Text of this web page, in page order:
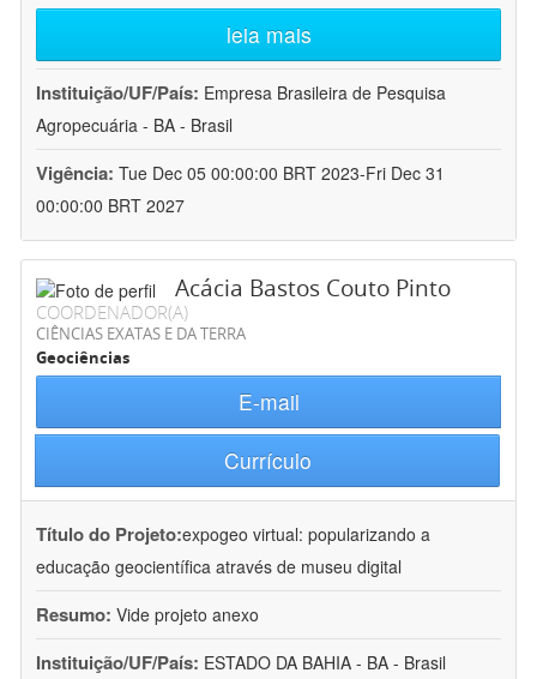
leia mais
Instituição/UF/País: Empresa Brasileira de Pesquisa
Agropecuária - BA - Brasil
Vigência: Tue Dec 05 00:00:00 BRT 2023-Fri Dec 31
00:00:00 BRT 2027
Acácia Bastos Couto Pinto
COORDENADOR(A)
CIÊNCIAS EXATAS E DA TERRA
Geociências
E-mail
Currículo
Título do Projeto:expogeo virtual: popularizando a
educação geocientífica através de museu digital
Resumo: Vide projeto anexo
Instituição/UF/País: ESTADO DA BAHIA - BA - Brasil